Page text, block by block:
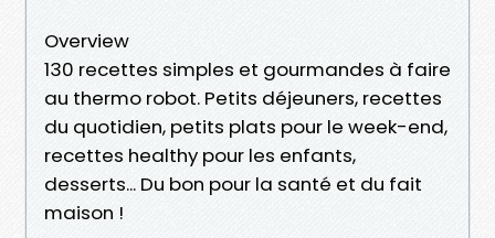
Overview
130 recettes simples et gourmandes à faire
au thermo robot. Petits déjeuners, recettes
du quotidien, petits plats pour le week-end,
recettes healthy pour les enfants,
desserts... Du bon pour la santé et du fait
maison !